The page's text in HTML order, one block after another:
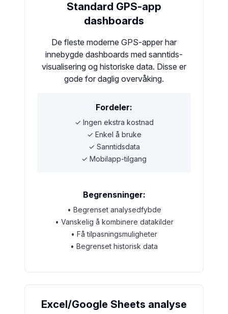
Standard GPS-app
dashboards
De fleste moderne GPS-apper har
innebygde dashboards med sanntids-
visualisering og historiske data. Disse er
gode for daglig overvåking.
Fordeler:
✓ Ingen ekstra kostnad
✓ Enkel å bruke
✓ Sanntidsdata
✓ Mobilapp-tilgang
Begrensninger:
• Begrenset analysedfybde
• Vanskelig å kombinere datakilder
• Få tilpasningsmuligheter
• Begrenset historisk data
Excel/Google Sheets analyse